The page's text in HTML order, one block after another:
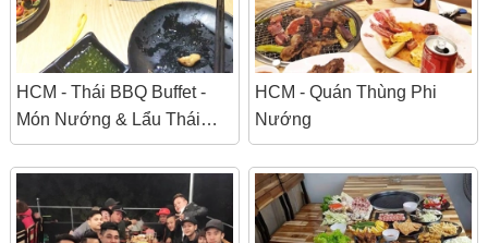
HCM - Thái BBQ Buffet -
Món Nướng & Lẩu Thái
Lan - Vincom Meg
HCM - Quán Thùng Phi
Nướng